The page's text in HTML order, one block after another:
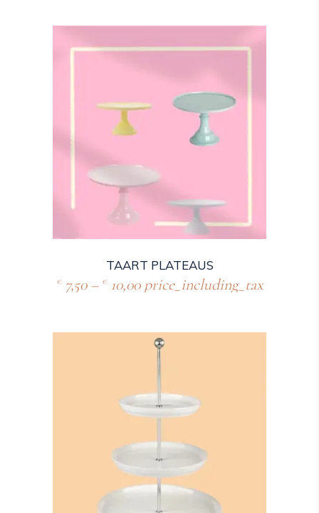
TAART PLATEAUS
€7,50 – €10,00 price_including_tax